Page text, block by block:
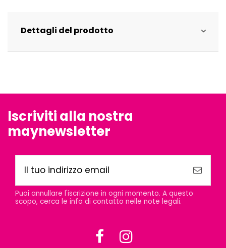
Dettagli del prodotto
Iscriviti alla nostra
maynewsletter
Puoi annullare l'iscrizione in ogni momento. A questo
scopo, cerca le info di contatto nelle note legali.